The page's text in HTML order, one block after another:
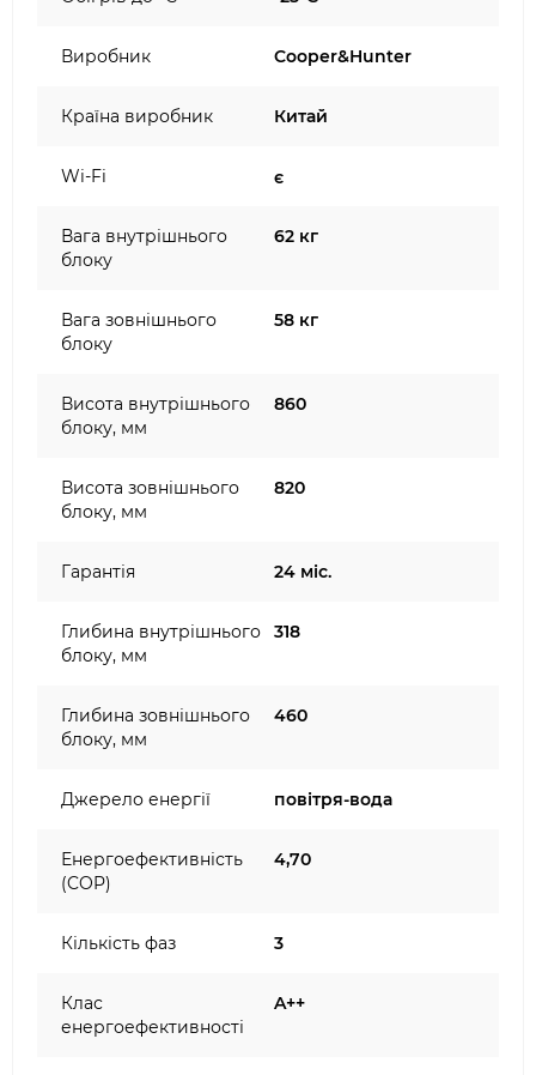
Виробник Cooper&Hunter
Країна виробник Китай
Wi-Fi є
Вага внутрішнього
блоку
62 кг
Вага зовнішнього
блоку
58 кг
Висота внутрішнього
блоку, мм
860
Висота зовнішнього
блоку, мм
820
Гарантія 24 міс.
Глибина внутрішнього
блоку, мм
318
Глибина зовнішнього
блоку, мм
460
Джерело енергії повітря-вода
Енергоефективність
(COP)
4,70
Кількість фаз 3
Клас
енергоефективності
A++